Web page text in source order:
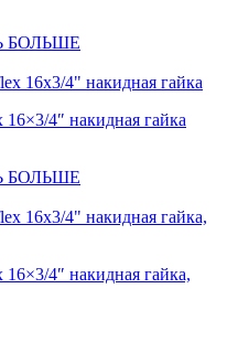
БОЛЬШЕ
4″ накидная гайка
БОЛЬШЕ
4″ накидная гайка,